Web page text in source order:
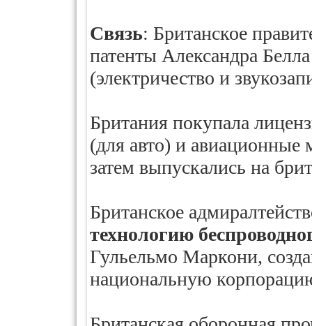
Связь: Британское
патенты Александра
(электричество и
Британия покупала
(для авто) и авиационные
затем выпускались на
Британское
технологию
Гульельмо Маркони,
национальную